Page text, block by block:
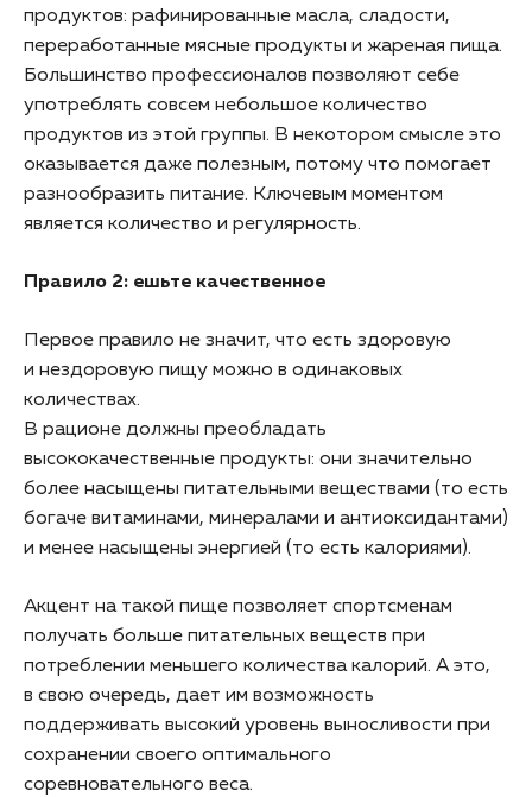
продуктов: рафинированные масла, сладости,
переработанные мясные продукты и жареная пища.
Большинство профессионалов позволяют себе
употреблять совсем небольшое количество
продуктов из этой группы. В некотором смысле это
оказывается даже полезным, потому что помогает
разнообразить питание. Ключевым моментом
является количество и регулярность. ​
Правило 2: ешьте качественное
Первое правило не значит, что есть здоровую
и нездоровую пищу можно в одинаковых
количествах.
В рационе должны преобладать
высококачественные продукты: они значительно
более насыщены питательными веществами (то есть
богаче витаминами, минералами и антиоксидантами)
и менее насыщены энергией (то есть калориями).
Акцент на такой пище позволяет спортсменам
получать больше питательных веществ при
потреблении меньшего количества калорий. А это,
в свою очередь, дает им возможность
поддерживать высокий уровень выносливости при
сохранении своего оптимального
соревновательного веса.